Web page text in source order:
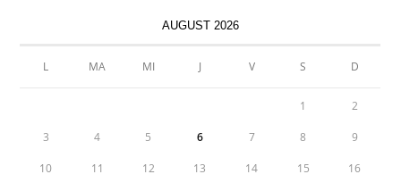
AUGUST 2026
L MA MI J V S D
1 2
3 4 5 6 7 8 9
10 11 12 13 14 15 16